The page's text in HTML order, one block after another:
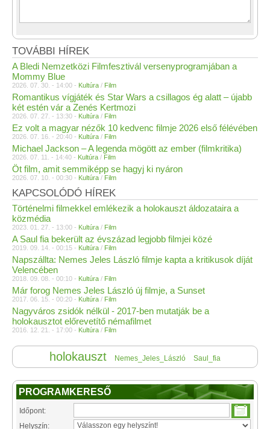
TOVÁBBI HÍREK
A Bledi Nemzetközi Filmfesztivál versenyprogramjában a
Mommy Blue
2026. 07. 30. - 14:00 - Kultúra / Film
Romantikus vígjáték és Star Wars a csillagos ég alatt – újabb
két estén vár a Zenés Kertmozi
2026. 07. 27. - 13:30 - Kultúra / Film
Ez volt a magyar nézők 10 kedvenc filmje 2026 első félévében
2026. 07. 16. - 20:40 - Kultúra / Film
Michael Jackson – A legenda mögött az ember (filmkritika)
2026. 07. 11. - 14:40 - Kultúra / Film
Öt film, amit semmiképp se hagyj ki nyáron
2026. 07. 10. - 00:30 - Kultúra / Film
KAPCSOLÓDÓ HÍREK
Történelmi filmekkel emlékezik a holokauszt áldozataira a
közmédia
2023. 01. 27. - 13:00 - Kultúra / Film
A Saul fia bekerült az évszázad legjobb filmjei közé
2019. 09. 14. - 00:15 - Kultúra / Film
Napszállta: Nemes Jeles László filmje kapta a kritikusok díját
Velencében
2018. 09. 08. - 00:10 - Kultúra / Film
Már forog Nemes Jeles László új filmje, a Sunset
2017. 06. 15. - 00:20 - Kultúra / Film
Nagyváros zsidók nélkül - 2017-ben mutatják be a
holokausztot előrevetítő némafilmet
2016. 12. 21. - 17:00 - Kultúra / Film
holokauszt Nemes_Jeles_László Saul_fia
PROGRAMKERESŐ
Időpont:
Helyszín: